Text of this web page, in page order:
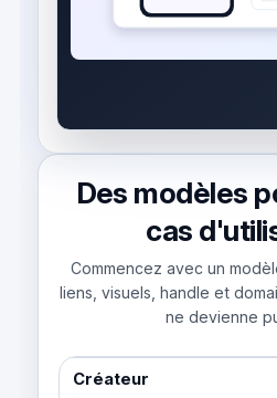
Des modèles
cas
Commencez avec un
liens, visuels, handle et
ne devienne
Créateur